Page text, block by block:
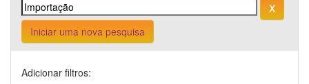
Iniciar uma nova pesquisa
Adicionar filtros: